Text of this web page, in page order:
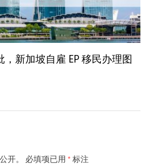
，新加坡自雇 EP 移民办理图
开。 必填项已用 * 标注